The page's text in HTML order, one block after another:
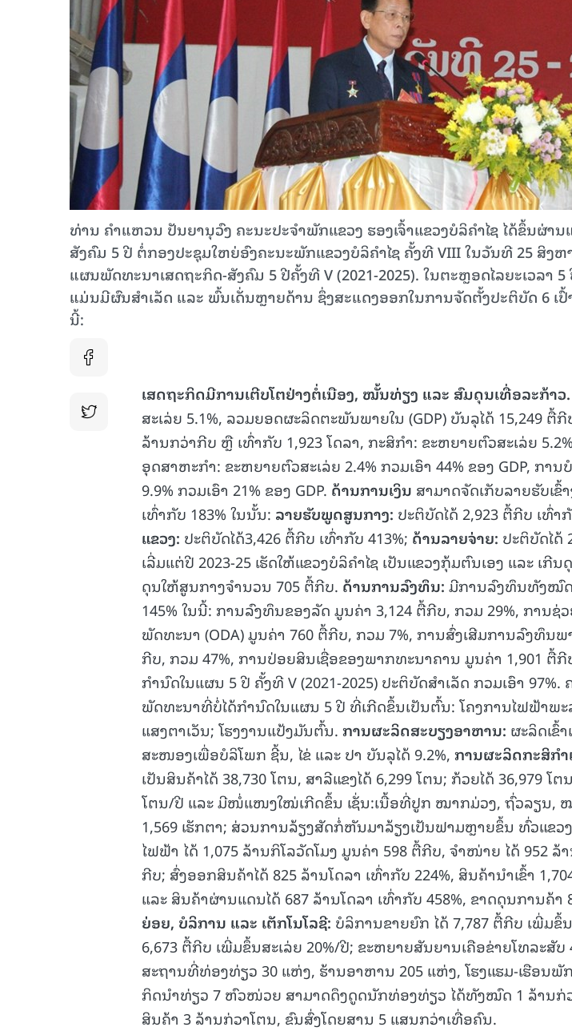
ທ່ານ ຄຳແຫວນ ປັນຍານຸວົງ ຄະນະປະຈຳພັກແຂວງ ຮອງເຈົ້າແຂວງບໍລິຄຳໄຊ ໄດ້ຂຶ້ນຜ່າ
ສັງຄົມ 5 ປີ ຕໍ່ກອງປະຊຸມໃຫຍ່ອົງຄະນະພັກແຂວງບໍລິຄຳໄຊ ຄັ້ງທີ VIII ໃນວັນທີ 25 ສິງ
ແຜນພັດທະນາເສດຖະກິດ-ສັງຄົມ 5 ປີຄັ້ງທີ V (2021-2025). ໃນຕະຫຼອດໄລຍະເວລາ
ແມ່ນມີຜົນສໍາເລັດ ແລະ ພົ້ນເດັ່ນຫຼາຍດ້ານ ຊຶ່ງສະແດງອອກໃນການຈັດຕັ້ງປະຕິບັດ 6 ເ
ນີ້:
ເສດຖະກິດມີການເຕີບໂຕຢ່າງຕໍ່ເນືອງ, ໝັ້ນທ່ຽງ ແລະ ສົມດຸນເທື່ອລະກ້າວ.
ສະເລ່ຍ 5.1%, ລວມຍອດຜະລິດຕະພັນພາຍໃນ (GDP) ບັນລຸໄດ້ 15,249
ລ້ານກວ່າກີບ ຫຼື ເທົ່າກັບ 1,923 ໂດລາ, ກະສິກໍາ: ຂະຫຍາຍຕົວສະເລ່ຍ 5.2%
ອຸດສາຫະກໍາ: ຂະຫຍາຍຕົວສະເລ່ຍ 2.4% ກວມເອົາ 44% ຂອງ GDP, ກາ
9.9% ກວມເອົາ 21% ຂອງ GDP. ດ້ານການເງິນ ສາມາດຈັດເກັບລາຍຮັບເຂົ້
ເທົ່າກັບ 183% ໃນນັ້ນ: ລາຍຮັບພູດສູນກາງ: ປະຕິບັດໄດ້ 2,923 ຕື້ກີບ ເທົ່າ
ແຂວງ: ປະຕິບັດໄດ້3,426 ຕື້ກີບ ເທົ່າກັບ 413%; ດ້ານລາຍຈ່າຍ: ປະຕິບັດໄດ້
ເລີ່ມແຕ່ປີ 2023-25 ເຮັດໃຫ້ແຂວງບໍລິຄຳໄຊ ເປັນແຂວງກຸ້ມຕົນເອງ ແລະ ເກີ
ດຸນໃຫ້ສູນກາງຈໍານວນ 705 ຕື້ກີບ. ດ້ານການລົງທຶນ: ມີການລົງທຶນທັງໝົດ
145% ໃນນີ້: ການລົງທຶນຂອງລັດ ມູນຄ່າ 3,124 ຕື້ກີບ, ກວມ 29%, ການ
ພັດທະນາ (ODA) ມູນຄ່າ 760 ຕື້ກີບ, ກວມ 7%, ການສົ່ງເສີມການລົງທຶນພ
ກີບ, ກວມ 47%, ການປ່ອຍສິນເຊື່ອຂອງພາກທະນາຄານ ມູນຄ່າ 1,901 ຕື້
ກຳນົດໃນແຜນ 5 ປີ ຄັ້ງທີ V (2021-2025) ປະຕິບັດສຳເລັດ ກວມເອົາ
ພັດທະນາທີ່ບໍ່ໄດ້ກໍານົດໃນແຜນ 5 ປີ ທີ່ເກີດຂຶ້ນເປັນຕົ້ນ: ໂຄງການໄຟຟ້າພະ
ແສງຕາເວັນ; ໂຮງງານແປ້ງມັນຕົ້ນ. ການຜະລິດສະບຽງອາຫານ: ຜະລິດເຂົ້
ສະໜອງເພື່ອບໍລິໂພກ ຊີ້ນ, ໄຂ່ ແລະ ປາ ບັນລຸໄດ້ 9.2%, ການຜະລິດກະສິກໍາ
ເປັນສິນຄ້າໄດ້ 38,730 ໂຕນ, ສາລີແຂງໄດ້ 6,299 ໂຕນ; ກ້ວຍໄດ້ 36,979 ໂ
ໂຕນ/ປີ ແລະ ມີໜໍ່ແໜງໃໝ່ເກີດຂຶ້ນ ເຊັ່ນ:ເນື້ອທີ່ປູກ ໝາກມ່ວງ, ຖົ່ວລຽນ
1,569 ເຮັກຕາ; ສ່ວນການລ້ຽງສັດກໍ່ຫັນມາລ້ຽງເປັນຟາມຫຼາຍຂຶ້ນ ທົ່ວແຂ
ໄຟຟ້າ ໄດ້ 1,075 ລ້ານກິໂລວັດໂມງ ມູນຄ່າ 598 ຕື້ກີບ, ຈໍາໜ່າຍ ໄດ້ 952 ລ້
ກີບ; ສົ່ງອອກສິນຄ້າໄດ້ 825 ລ້ານໂດລາ ເທົ່າກັບ 224%, ສິນຄ້ານໍາເຂົ້າ
ແລະ ສິນຄ້າຜ່ານແດນໄດ້ 687 ລ້ານໂດລາ ເທົ່າກັບ 458%, ຂາດດຸນການຄ້າ
ຍ່ອຍ, ບໍລິການ ແລະ ເຕັກໂນໂລຊີ: ບໍລິການຂາຍຍົກ ໄດ້ 7,787 ຕື້ກີບ ເພີ່ມຂຶ້
6,673 ຕື້ກີບ ເພີ່ມຂຶ້ນສະເລ່ຍ 20%/ປີ; ຂະຫຍາຍສັນຍານເຄືອຂ່າຍໂທລະສັບ
ສະຖານທີ່ທ່ອງທ່ຽວ 30 ແຫ່ງ, ຮ້ານອາຫານ 205 ແຫ່ງ, ໂຮງແຮມ-ເຮືອນ
ກິດນໍາທ່ຽວ 7 ຫົວໜ່ວຍ ສາມາດດຶງດູດນັກທ່ອງທ່ຽວ ໄດ້ທັງໝົດ 1 ລ້ານກ່
ສິນຄ້າ 3 ລ້ານກ່ວາໂຕນ, ຂົນສົ່ງໂດຍສານ 5 ແສນກວ່າເທື່ອຄົນ.